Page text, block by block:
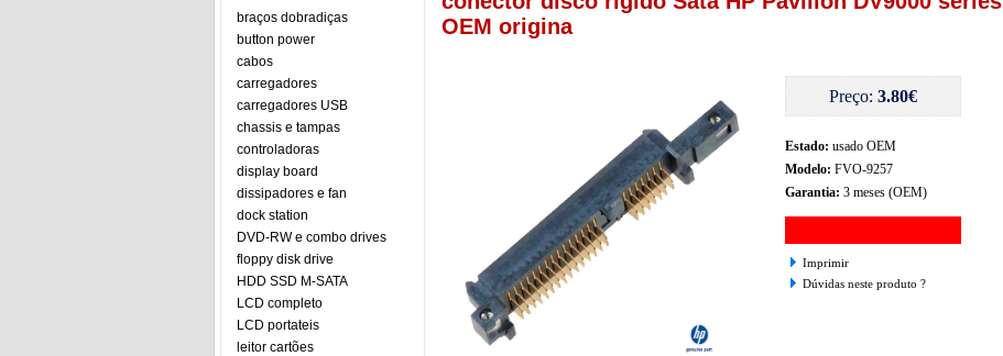
braços dobradiças
button power
cabos
carregadores
carregadores USB
chassis e tampas
controladoras
display board
dissipadores e fan
dock station
DVD-RW e combo drives
floppy disk drive
HDD SSD M-SATA
LCD completo
LCD portateis
leitor cartões
OEM origina
Preço: 3.80€
Estado: usado OEM
Modelo: FVO-9257
Garantia: 3 meses (OEM)
Imprimir
Dúvidas neste produto ?